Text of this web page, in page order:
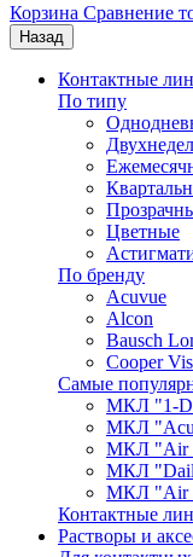
Корзина Сравнение
Назад
Контактные
По типу
Цветные
По бренду
Acuvue
Alcon
Bausch
Cooper
Самые
МКЛ "1-
МКЛ
МКЛ "Air
МКЛ
МКЛ "Air
Контактные
Растворы и